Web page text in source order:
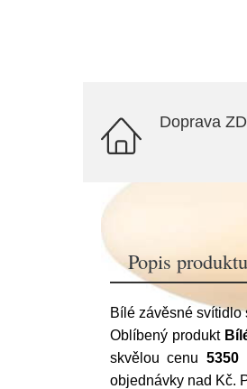
Doprava
Popis produktu
Bílé závěsné svítidlo
Oblíbený produkt
skvělou cenu 5350
objednávky nad Kč.